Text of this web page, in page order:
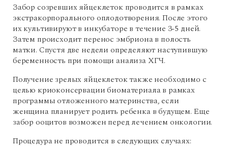
Забор созревших яйцеклеток проводится в рамках
экстракорпорального оплодотворения. После этого
их культивируют в инкубаторе в течение 3-5 дней.
Затем происходит перенос эмбриона в полость
матки. Спустя две недели определяют наступившую
беременность при помощи анализа ХГЧ.
Получение зрелых яйцеклеток также необходимо с
целью криоконсервации биоматериала в рамках
программы отложенного материнства, если
женщина планирует родить ребенка в будущем. Еще
забор ооцитов возможен перед лечением онкологии.
Процедура не проводится в следующих случаях: